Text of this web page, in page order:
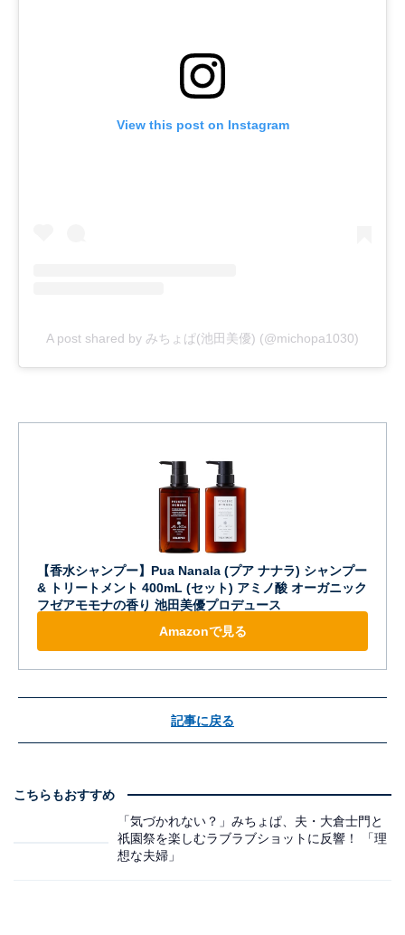
View this post on Instagram
A post shared by みちょぱ(池田美優) (@michopa1030)
【香水シャンプー】Pua Nanala (プア ナナラ) シャンプー
& トリートメント 400mL (セット) アミノ酸 オーガニック
フゼアモモナの香り 池田美優プロデュース
Amazonで見る
記事に戻る
こちらもおすすめ
「気づかれない？」みちょぱ、夫・大倉士門と
祇園祭を楽しむラブラブショットに反響！ 「理
想な夫婦」